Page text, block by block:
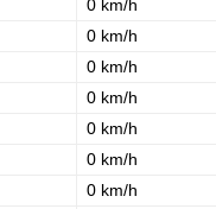
0 km/h
0 km/h
0 km/h
0 km/h
0 km/h
0 km/h
0 km/h